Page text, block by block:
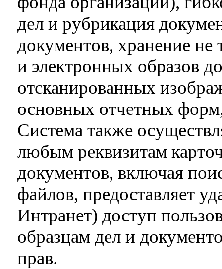
дел и рубрикация
документов, хранение не
и электронных образов
отсканированных
основных отчетных
Система также
любым реквизитам
документов, включая
файлов, предоставляет
Интранет) доступ
образцам дел и
прав.